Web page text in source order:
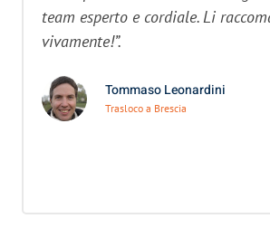
team esperto e cordiale. Li
vivamente!”.
Tommaso Leonardini
Trasloco a Brescia